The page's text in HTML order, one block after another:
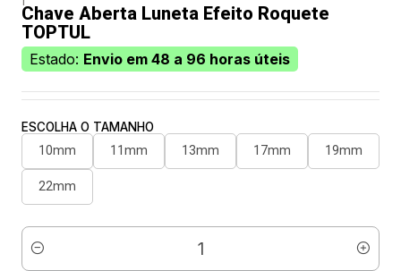
Chave Aberta Luneta Efeito Roquete
TOPTUL
Estado: Envio em 48 a 96 horas úteis
ESCOLHA O TAMANHO
10mm 11mm 13mm 17mm 19mm
22mm
Quantidade